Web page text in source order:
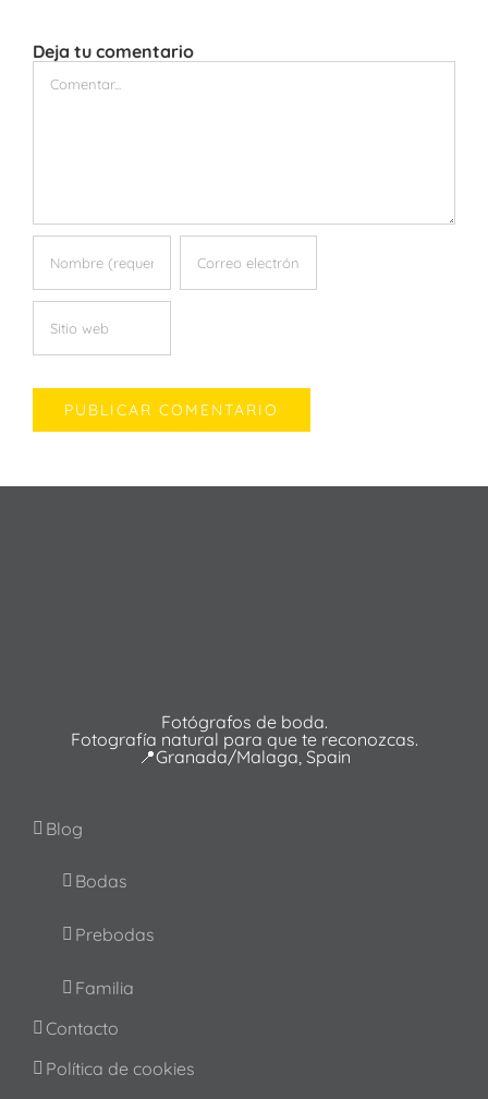
Deja tu comentario
Comentar
Fotógrafos de boda.
Fotografía natural para que te reconozcas.
📍Granada/Malaga, Spain
Blog
Bodas
Prebodas
Familia
Contacto
Política de cookies